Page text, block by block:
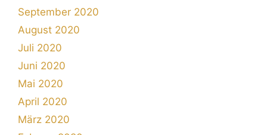
September 2020
August 2020
Juli 2020
Juni 2020
Mai 2020
April 2020
März 2020